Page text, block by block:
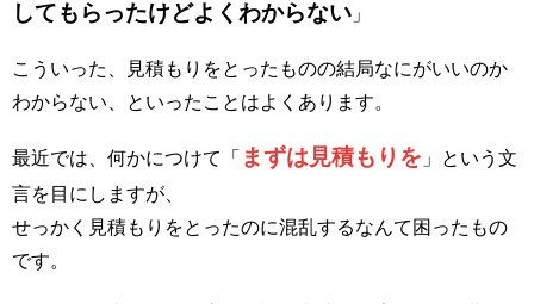
してもらったけどよくわからない 」
こういった、見積もりをとったものの結局なにがいいのか
わからない、といったことはよくあります。
最近では、何かにつけて「 まずは見積もりを 」という文
言を目にしますが、
せっかく見積もりをとったのに混乱するなんて困ったもの
です。